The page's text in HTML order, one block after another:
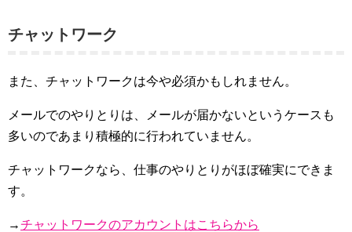
チャットワーク
また、チャットワークは今や必須かもしれません。
メールでのやりとりは、メールが届かないというケースも
多いのであまり積極的に行われていません。
チャットワークなら、仕事のやりとりがほぼ確実にできま
す。
→チャットワークのアカウントはこちらから